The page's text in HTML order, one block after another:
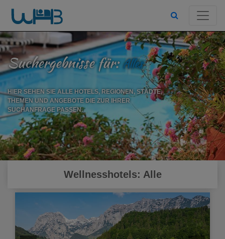
Suchergebnisse für:Alles
HIER SEHEN SIE ALLE HOTELS, REGIONEN, STÄDTE,
THEMEN UND ANGEBOTE DIE ZUR IHRER
SUCHANFRAGE PASSEN.
Wellnesshotels: Alle